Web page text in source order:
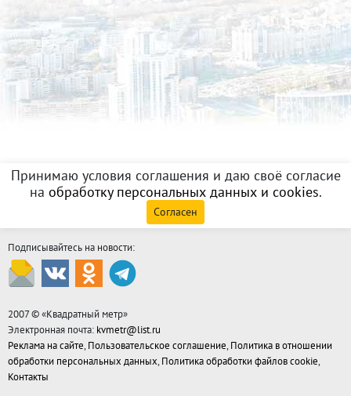
Принимаю условия соглашения и даю своё согласие
на обработку персональных данных и cookies.
Согласен
Подписывайтесь на новости:
2007 © «Квадратный метр»
Электронная почта: kvmetr@list.ru
Реклама на сайте, Пользовательское соглашение, Политика в отношении
обработки персональных данных, Политика обработки файлов cookie,
Контакты